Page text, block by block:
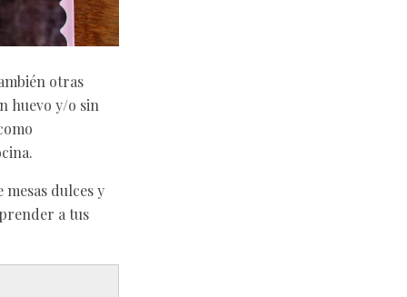
otras
huevo y/o sin
dulces y
a tus